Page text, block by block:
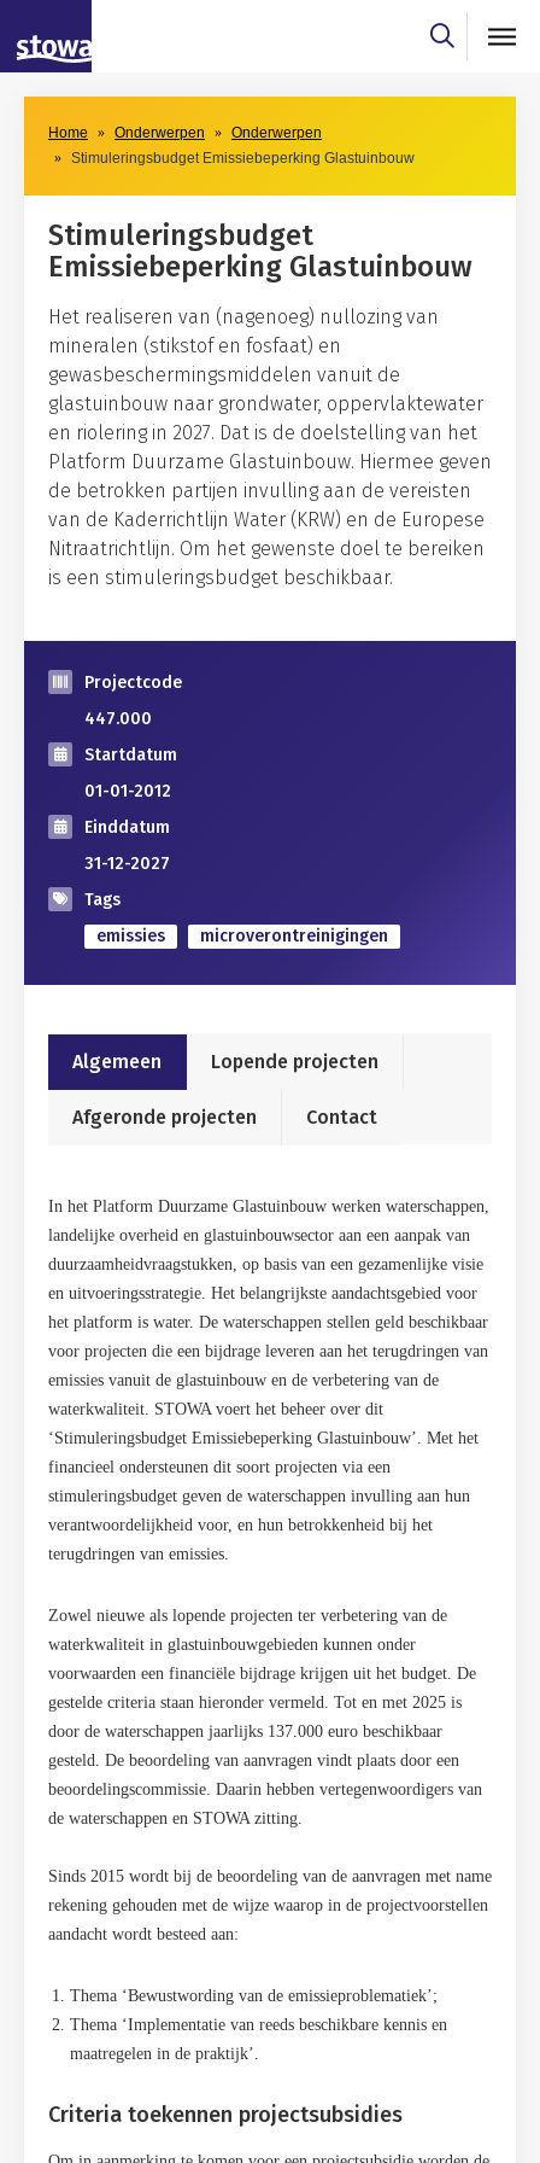
Skip to main content
Skip to main nav
Home Onderwerpen
Onderwerpen
Stimuleringsbudget Emissiebeperking Glastuinbouw
Stimuleringsbudget
Emissiebeperking Glastuinbouw
Het realiseren van (nagenoeg) nullozing van
mineralen (stikstof en fosfaat) en
gewasbeschermingsmiddelen vanuit de
glastuinbouw naar grondwater, oppervlaktewater
en riolering in 2027. Dat is de doelstelling van het
Platform Duurzame Glastuinbouw. Hiermee geven
de betrokken partijen invulling aan de vereisten
van de Kaderrichtlijn Water (KRW) en de Europese
Nitraatrichtlijn. Om het gewenste doel te bereiken
is een stimuleringsbudget beschikbaar.
Projectcode
447.000
Startdatum
01-01-2012
Einddatum
31-12-2027
Tags
emissies
microverontreinigingen
Algemeen Lopende projecten
Afgeronde projecten Contact
In het Platform Duurzame Glastuinbouw werken waterschappen,
landelijke overheid en glastuinbouwsector aan een aanpak van
duurzaamheidvraagstukken, op basis van een gezamenlijke visie
en uitvoeringsstrategie. Het belangrijkste aandachtsgebied voor
het platform is water. De waterschappen stellen geld beschikbaar
voor projecten die een bijdrage leveren aan het terugdringen van
emissies vanuit de glastuinbouw en de verbetering van de
waterkwaliteit. STOWA voert het beheer over dit
‘Stimuleringsbudget Emissiebeperking Glastuinbouw’. Met het
financieel ondersteunen dit soort projecten via een
stimuleringsbudget geven de waterschappen invulling aan hun
verantwoordelijkheid voor, en hun betrokkenheid bij het
terugdringen van emissies.
Zowel nieuwe als lopende projecten ter verbetering van de
waterkwaliteit in glastuinbouwgebieden kunnen onder
voorwaarden een financiële bijdrage krijgen uit het budget. De
gestelde criteria staan hieronder vermeld. Tot en met 2025 is
door de waterschappen jaarlijks 137.000 euro beschikbaar
gesteld. De beoordeling van aanvragen vindt plaats door een
beoordelingscommissie. Daarin hebben vertegenwoordigers van
de waterschappen en STOWA zitting.
Sinds 2015 wordt bij de beoordeling van de aanvragen met name
rekening gehouden met de wijze waarop in de projectvoorstellen
aandacht wordt besteed aan:
Thema ‘Bewustwording van de emissieproblematiek’;
Thema ‘Implementatie van reeds beschikbare kennis en
maatregelen in de praktijk’.
Criteria toekennen projectsubsidies